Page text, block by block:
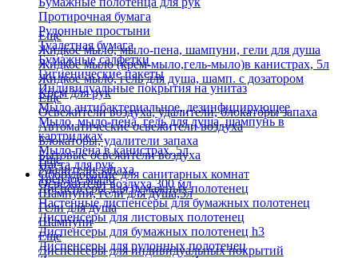
Протирочная бумага
Рулонные простыни
Туалетная бумага
Бумажные салфетки
Гигиенические пакеты
Индивидуальные покрытия на унитаз
Еще
Жидкое мыло, мыло-пена, шампуни, гели для душа
Жидкое мыло (крем-мыло,гель-мыло)в канистрах, 5л
Жидкое мыло, гель для душа, шамп. с дозатором
Крем для рук
Мыло антибактериальное, дезинфицирующее
Мыло, мыло-пена, гель для душа, шампунь в
картриджах
Мыло-пена в канистрах, 5л
Паста для рук
Твердое мыло
Шампуни, гели для душа,5л
Гели для душа
Шампуни
Еще
Освежители воздуха, удалители, блокаторы запаха
Автоматические освежители воздуха
Блокаторы, удалители запаха
Бытовые освежители воздуха
Удалители запаха
Освежители воздуха 300 мл
Еще
Оборудование для санитарных комнат
Диспенсеры для бумажных полотенец
Настенные диспенсеры для бумажных полотенец
Диспенсеры для листовых полотенец
Диспенсеры для бумажных полотенец h3
Диспенсеры для рулонных полотенец
Еще
Диспенсеры для индивидуальных покрытий